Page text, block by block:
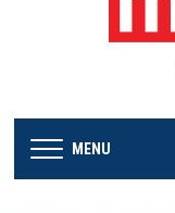
MENU